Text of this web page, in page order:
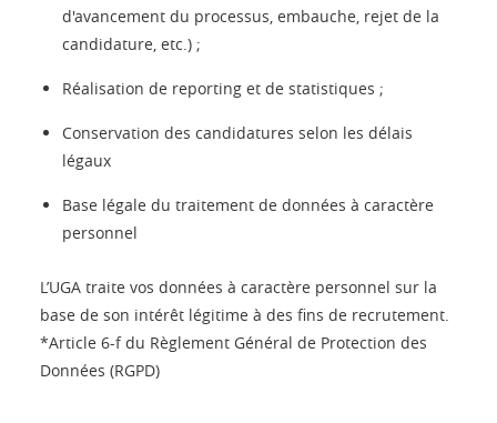
d'avancement du processus, embauche, rejet de la
candidature, etc.) ;
Réalisation de reporting et de statistiques ;
Conservation des candidatures selon les délais
légaux
Base légale du traitement de données à caractère
personnel
L’UGA traite vos données à caractère personnel sur la
base de son intérêt légitime à des fins de recrutement.
*Article 6-f du Règlement Général de Protection des
Données (RGPD)